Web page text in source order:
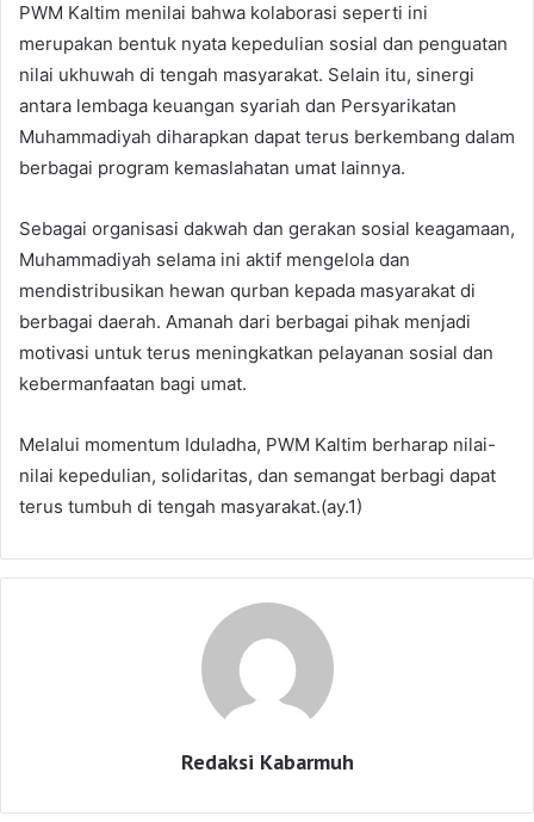
PWM Kaltim menilai bahwa kolaborasi seperti ini
merupakan bentuk nyata kepedulian sosial dan penguatan
nilai ukhuwah di tengah masyarakat. Selain itu, sinergi
antara lembaga keuangan syariah dan Persyarikatan
Muhammadiyah diharapkan dapat terus berkembang dalam
berbagai program kemaslahatan umat lainnya.
Sebagai organisasi dakwah dan gerakan sosial keagamaan,
Muhammadiyah selama ini aktif mengelola dan
mendistribusikan hewan qurban kepada masyarakat di
berbagai daerah. Amanah dari berbagai pihak menjadi
motivasi untuk terus meningkatkan pelayanan sosial dan
kebermanfaatan bagi umat.
Melalui momentum Iduladha, PWM Kaltim berharap nilai-
nilai kepedulian, solidaritas, dan semangat berbagi dapat
terus tumbuh di tengah masyarakat.(ay.1)
Redaksi Kabarmuh